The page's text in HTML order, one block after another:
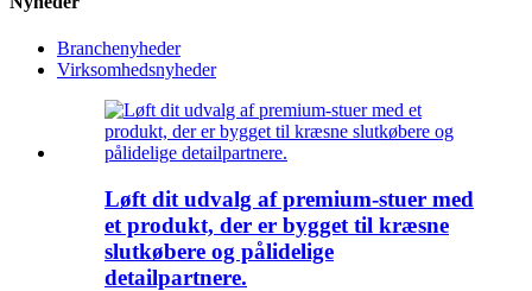
Branchenyheder
Virksomhedsnyheder
Løft dit udvalg af premium-stuer med
et produkt, der er bygget til kræsne
slutkøbere og pålidelige
detailpartnere.